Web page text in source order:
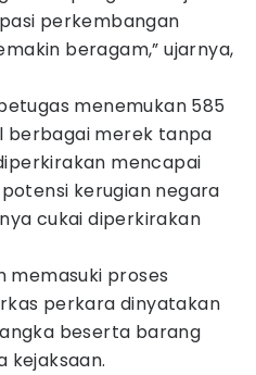
perkembangan
beragam,” ujarnya,
menemukan 585
berbagai merek tanpa
mencapai
kerugian negara
cukai diperkirakan
memasuki proses
perkara dinyatakan
beserta barang
kejaksaan.